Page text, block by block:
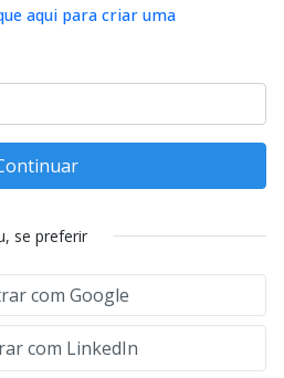
aqui para criar uma
se preferir
com Google
com LinkedIn